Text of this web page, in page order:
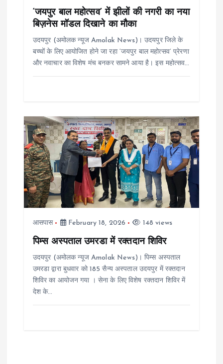
‘जयपुर बाल महोत्सव’ में झीलों की नगरी का नया
बिज़नेस मॉडल दिखाने का मौका
उदयपुर (अमोलक न्यूज Amolak News)। उदयपुर जिले के
बच्चों के लिए आयोजित होने जा रहा ‘जयपुर बाल महोत्सव’ प्रेरणा
और नवाचार का विशेष मंच बनकर सामने आया है। इस महोत्सव…
आसपास February 18, 2026 148 views
पिम्स अस्पताल उमरडा में रक्तदान शिविर
उदयपुर (अमोलक न्यूज Amolak News)। पिम्स अस्पताल
उमरडा द्वारा बुधवार को 185 सैन्य अस्पताल उदयपुर में रक्तदान
शिविर का आयोजन गया । सेना के लिए विशेष रक्तदान शिविर में
देश के…